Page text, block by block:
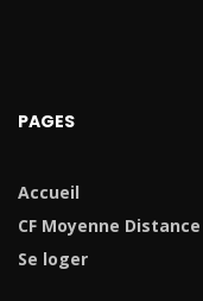
PAGES
Accueil
CF Moyenne Distance
Se loger